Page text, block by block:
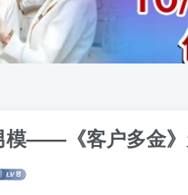
模——《客户多金